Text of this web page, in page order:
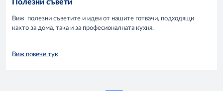
Полезни съвети
Виж полезни съветите и идеи от нашите готвачи, подходящи
както за дома, така и за професионалната кухня.
Виж повече тук